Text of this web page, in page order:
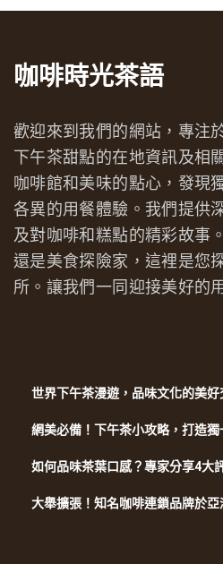
咖啡時光茶語
歡迎來到我們的網站，專注
下午茶甜點的在地資訊及相
咖啡館和美味的點心，發現
各異的用餐體驗。我們提供
及對咖啡和糕點的精彩故事
還是美食探險家，這裡是您
所。讓我們一同迎接美好的
世界下午茶漫遊，品味文化的美好
網美必備！下午茶小攻略，打造
如何品味茶葉口感？專家分享4大
大舉擴張！知名咖啡連鎖品牌於亞